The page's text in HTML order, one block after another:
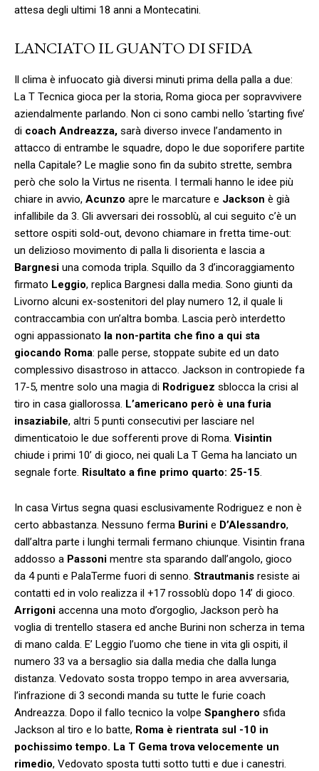
attesa degli ultimi 18 anni a Montecatini.
LANCIATO IL GUANTO DI SFIDA
Il clima è infuocato già diversi minuti prima della palla a due:
La T Tecnica gioca per la storia, Roma gioca per sopravvivere
aziendalmente parlando. Non ci sono cambi nello ‘starting five’
di coach Andreazza, sarà diverso invece l’andamento in
attacco di entrambe le squadre, dopo le due soporifere partite
nella Capitale? Le maglie sono fin da subito strette, sembra
però che solo la Virtus ne risenta. I termali hanno le idee più
chiare in avvio, Acunzo apre le marcature e Jackson è già
infallibile da 3. Gli avversari dei rossoblù, al cui seguito c’è un
settore ospiti sold-out, devono chiamare in fretta time-out:
un delizioso movimento di palla li disorienta e lascia a
Bargnesi una comoda tripla. Squillo da 3 d’incoraggiamento
firmato Leggio, replica Bargnesi dalla media. Sono giunti da
Livorno alcuni ex-sostenitori del play numero 12, il quale li
contraccambia con un’altra bomba. Lascia però interdetto
ogni appassionato la non-partita che fino a qui sta
giocando Roma: palle perse, stoppate subite ed un dato
complessivo disastroso in attacco. Jackson in contropiede fa
17-5, mentre solo una magia di Rodriguez sblocca la crisi al
tiro in casa giallorossa. L’americano però è una furia
insaziabile, altri 5 punti consecutivi per lasciare nel
dimenticatoio le due sofferenti prove di Roma. Visintin
chiude i primi 10’ di gioco, nei quali La T Gema ha lanciato un
segnale forte. Risultato a fine primo quarto: 25-15.
In casa Virtus segna quasi esclusivamente Rodriguez e non è
certo abbastanza. Nessuno ferma Burini e D’Alessandro,
dall’altra parte i lunghi termali fermano chiunque. Visintin frana
addosso a Passoni mentre sta sparando dall’angolo, gioco
da 4 punti e PalaTerme fuori di senno. Strautmanis resiste ai
contatti ed in volo realizza il +17 rossoblù dopo 14’ di gioco.
Arrigoni accenna una moto d’orgoglio, Jackson però ha
voglia di trentello stasera ed anche Burini non scherza in tema
di mano calda. E’ Leggio l’uomo che tiene in vita gli ospiti, il
numero 33 va a bersaglio sia dalla media che dalla lunga
distanza. Vedovato sosta troppo tempo in area avversaria,
l’infrazione di 3 secondi manda su tutte le furie coach
Andreazza. Dopo il fallo tecnico la volpe Spanghero sfida
Jackson al tiro e lo batte, Roma è rientrata sul -10 in
pochissimo tempo. La T Gema trova velocemente un
rimedio, Vedovato sposta tutti sotto tutti e due i canestri.